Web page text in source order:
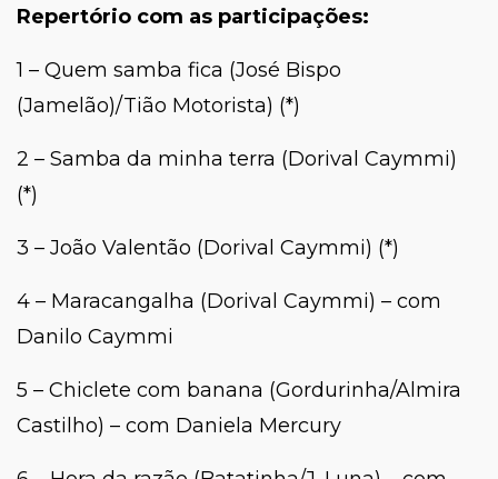
Repertório com as participações:
1 – Quem samba fica (José Bispo
(Jamelão)/Tião Motorista) (*)
2 – Samba da minha terra (Dorival Caymmi)
(*)
3 – João Valentão (Dorival Caymmi) (*)
4 – Maracangalha (Dorival Caymmi) – com
Danilo Caymmi
5 – Chiclete com banana (Gordurinha/Almira
Castilho) – com Daniela Mercury